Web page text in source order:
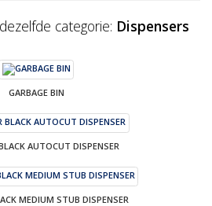
categorie: Dispensers
GARBAGE BIN
AUTOCUT DISPENSER
MEDIUM STUB DISPENSER